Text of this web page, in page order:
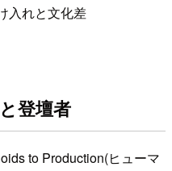
入れと文化差
登壇者
to Production(ヒューマ